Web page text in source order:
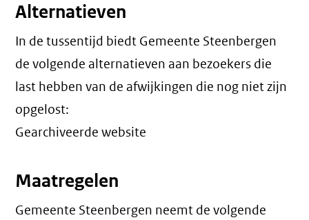
Alternatieven
In de tussentijd biedt Gemeente Steenbergen
de volgende alternatieven aan bezoekers die
last hebben van de afwijkingen die nog niet zijn
opgelost:
Gearchiveerde website
Maatregelen
Gemeente Steenbergen neemt de volgende